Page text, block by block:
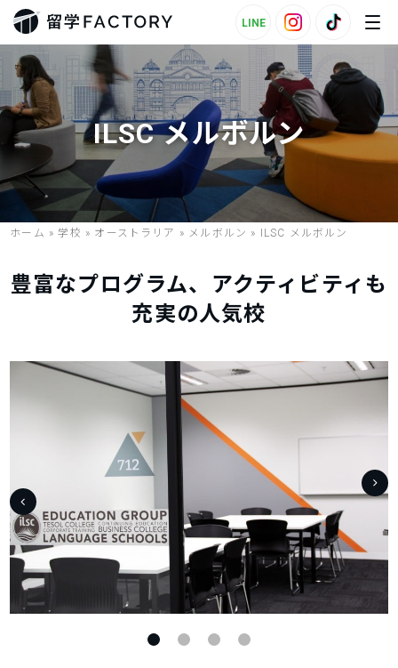
LINE
ILSC メルボルン
ホーム »学校 » オーストラリア » メルボルン » ILSC メルボルン
豊富なプログラム、アクティビティも
充実の人気校